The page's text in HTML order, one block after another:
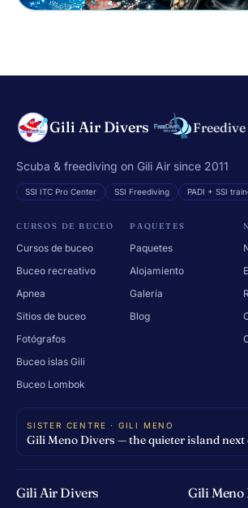
Gili Air Divers
Scuba & freediving on Gili Air since 2011
SSI ITC Pro Center SSI Freediving PADI + SSI
CURSOS DE BUCEO
Cursos de buceo
Buceo recreativo
Apnea
Sitios de buceo
Fotógrafos
Buceo islas Gili
Buceo Lombok
PAQUETES
Paquetes
Alojamiento
Galería
Blog
SISTER CENTRE · GILI MENO
Gili Meno Divers — the quieter island next
Gili Air Divers Gili Meno